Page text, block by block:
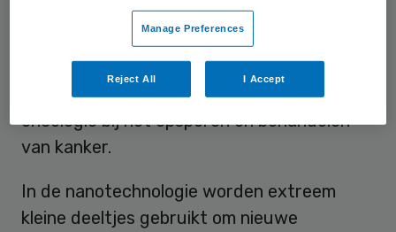
implantaten, het nabootsen van natuurlijk
weefsel, gebruik van de elektrische en
magnetische eigenschappen van
nanomaterialen en toepassing in de
oncologie bij het opsporen en behandelen
van kanker.
In de nanotechnologie worden extreem
kleine deeltjes gebruikt om nieuwe
Manage Preferences
Reject All I Accept